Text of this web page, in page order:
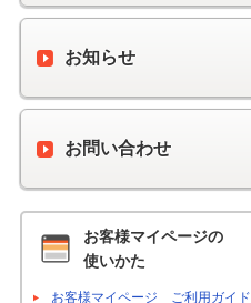
お知らせ
お問い合わせ
お客様マイページの
使いかた
お客様マイページ ご利用ガイド